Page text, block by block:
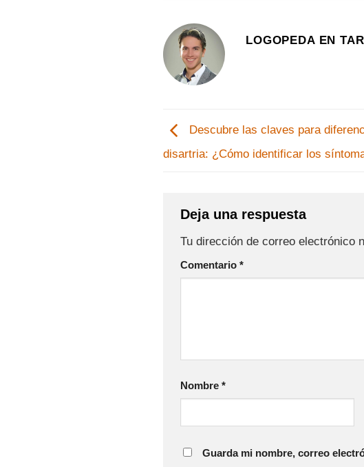
LOGOPEDA EN
Descubre las claves para
disartria: ¿Cómo identificar los
Deja una respuesta
Tu dirección de correo electrónico
Comentario *
Nombre *
Guarda mi nombre, correo